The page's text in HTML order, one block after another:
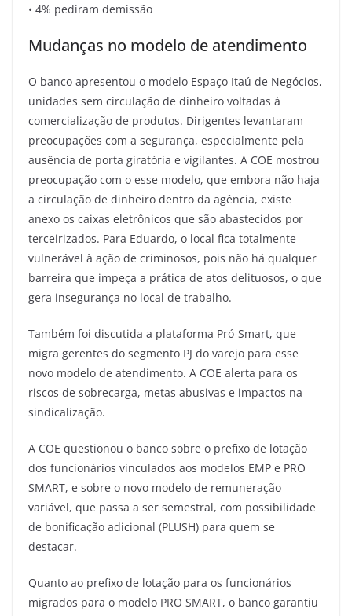
• 4% pediram demissão
Mudanças no modelo de atendimento
O banco apresentou o modelo Espaço Itaú de Negócios,
unidades sem circulação de dinheiro voltadas à
comercialização de produtos. Dirigentes levantaram
preocupações com a segurança, especialmente pela
ausência de porta giratória e vigilantes. A COE mostrou
preocupação com o esse modelo, que embora não haja
a circulação de dinheiro dentro da agência, existe
anexo os caixas eletrônicos que são abastecidos por
terceirizados. Para Eduardo, o local fica totalmente
vulnerável à ação de criminosos, pois não há qualquer
barreira que impeça a prática de atos delituosos, o que
gera insegurança no local de trabalho.
Também foi discutida a plataforma Pró-Smart, que
migra gerentes do segmento PJ do varejo para esse
novo modelo de atendimento. A COE alerta para os
riscos de sobrecarga, metas abusivas e impactos na
sindicalização.
A COE questionou o banco sobre o prefixo de lotação
dos funcionários vinculados aos modelos EMP e PRO
SMART, e sobre o novo modelo de remuneração
variável, que passa a ser semestral, com possibilidade
de bonificação adicional (PLUSH) para quem se
destacar.
Quanto ao prefixo de lotação para os funcionários
migrados para o modelo PRO SMART, o banco garantiu